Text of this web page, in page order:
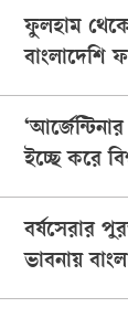
ফুলহাম
বাংলাদেশি
ইচ্ছে করে
বর্ষসেরার
ভাবনায়